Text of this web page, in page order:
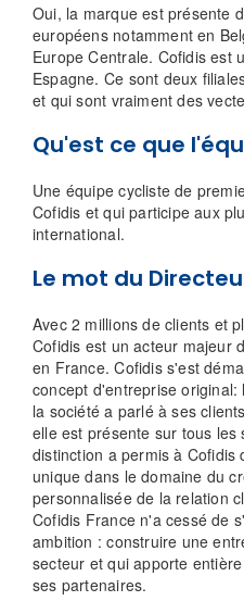
Oui, la marque est présente
européens notamment en
Europe Centrale. Cofidis est
Espagne. Ce sont deux
et qui sont vraiment des
Qu'est ce que
Une équipe cycliste de
Cofidis et qui participe aux
international.
Le mot du
Avec 2 millions de clients et
Cofidis est un acteur majeur
en France. Cofidis s'est
concept d'entreprise
la société a parlé à ses
elle est présente sur tous les
distinction a permis à Cofidis
unique dans le domaine du
personnalisée de la relation
Cofidis France n'a cessé de
ambition : construire une
secteur et qui apporte
ses partenaires.